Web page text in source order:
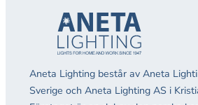
Aneta Lighting består av Aneta
Sverige och Aneta Lighting AS i